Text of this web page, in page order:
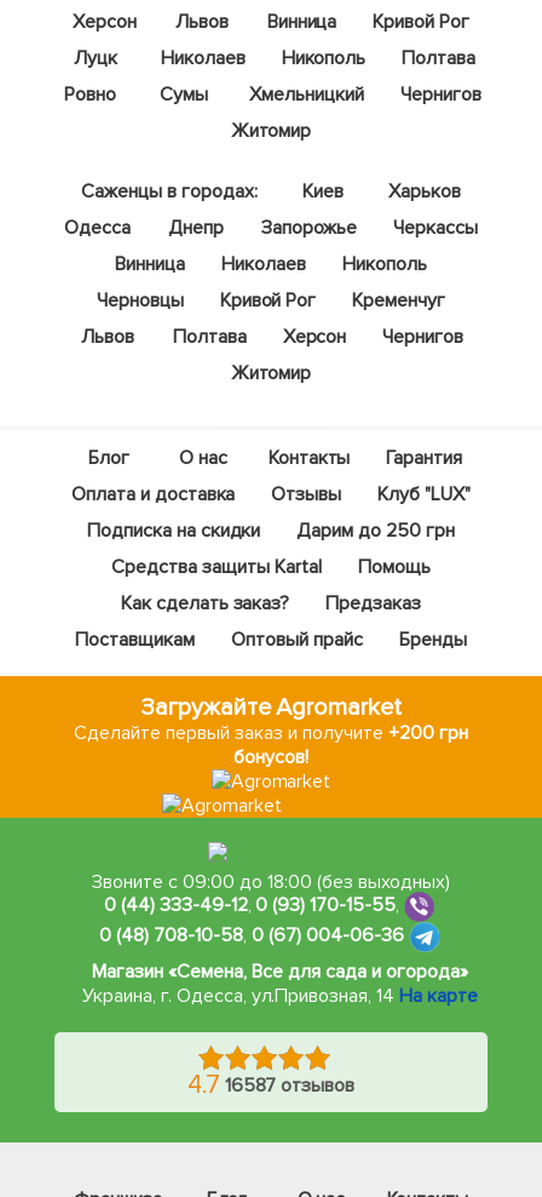
Херсон
Львов Винница
Кривой Рог
Луцк
Николаев Никополь
Полтава
Ровно
Сумы Хмельницкий
Чернигов
Житомир
Саженцы в городах: Киев
Харьков
Одесса
Днепр Запорожье
Черкассы
Винница
Николаев
Никополь
Черновцы
Кривой Рог
Кременчуг
Львов
Полтава Херсон
Чернигов
Житомир
Блог О нас Контакты
Гарантия
Оплата и доставка
Отзывы
Клуб "LUX"
Подписка на скидки
Дарим до 250 грн
Средства защиты Kartal
Помощь
Как сделать заказ?
Предзаказ
Поставщикам
Оптовый прайс Бренды
Загружайте Agromarket
Сделайте первый заказ и получите +200 грн
бонусов!
Звоните с 09:00 до 18:00 (без выходных)
0 (44) 333-49-12,0 (93) 170-15-55,
0 (48) 708-10-58, 0 (67) 004-06-36
Магазин «Семена, Все для сада и огорода»
Украина, г. Одесса, ул.Привозная, 14 На карте
4.7 16587 отзывов